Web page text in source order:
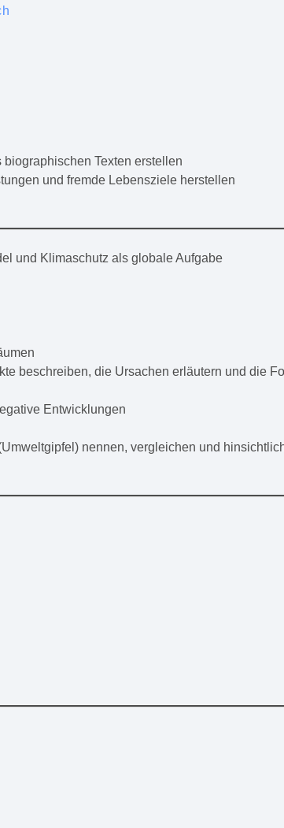
Texten erstellen
und fremde Lebensziele herstellen
und Klimaschutz als globale Aufgabe
beschreiben, die Ursachen erläutern und die
Entwicklungen
nennen, vergleichen und